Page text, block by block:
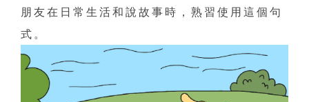
朋友在日常生活和說故事時，熟習使用這個句
式。